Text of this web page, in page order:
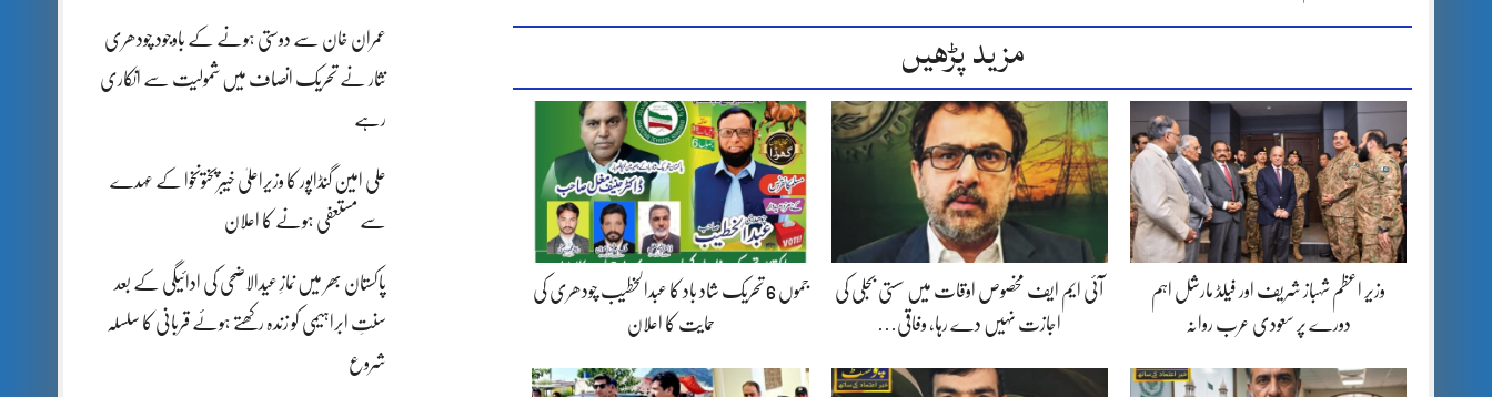
عمران خان سے دوستی ہونے کے باوجود چودھری
نثار نے تحریک انصاف میں شمولیت سے انکاری
رہے
علی امین گنڈاپور کا وزیراعلیٰ خیبرپختونخوا کے عہدے
سے مستعفی ہونے کا اعلان
پاکستان بھر میں نمازِ عیدالاضحی کی ادائیگی کے بعد
سنتِ ابراہیمی کو زندہ رکھتے ہوئے قربانی کا سلسلہ
شروع
مزید پڑھیں
وزیر اعظم شہباز شریف اور فیلڈ مارشل اہم
دورے پر سعودی عرب روانہ
آئی ایم ایف مخصوص اوقات میں سستی بجلی کی
اجازت نہیں دے رہا، وفاقی…
جموں 6 تحریک شاد باد کا عبدالخطیب چودھری کی
حمایت کا اعلان